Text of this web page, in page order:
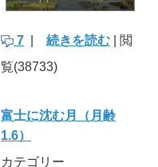
7 続きを読む | 閲
覧(38733)
富士に沈む月（月齢
1.6）
カテゴリー